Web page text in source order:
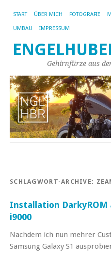
START ÜBER MICH FOTOGRAFIE
UMBAU IMPRESSUM
Gehirnfürze aus
SCHLAGWORT-ARCHIVE:
Installation DarkyROM
i9000
Nachdem ich nun mehrer
Samsung Galaxy S1